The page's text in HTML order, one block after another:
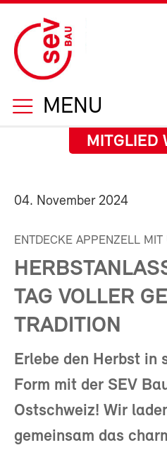
MENU
MITGLIED
04. November 2024
ENTDECKE APPENZELL MIT
TAG VOLLER
TRADITION
Erlebe den Herbst in
Form mit der SEV
Ostschweiz! Wir
gemeinsam das